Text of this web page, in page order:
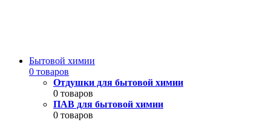
Бытовой химии
0 товаров
Отдушки для бытовой химии
0 товаров
ПАВ для бытовой химии
0 товаров